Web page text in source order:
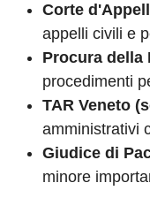
Corte
appelli civili e
Procura della
procedimenti
TAR Veneto
amministrativi
Giudice di
minore